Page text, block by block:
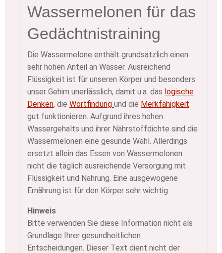
Wassermelonen für das
Gedächtnistraining
Die Wassermelone enthält grundsätzlich einen
sehr hohen Anteil an Wasser. Ausreichend
Flüssigkeit ist für unseren Körper und besonders
unser Gehirn unerlässlich, damit u.a. das logische
Denken, die Wortfindung und die Merkfähigkeit
gut funktionieren. Aufgrund ihres hohen
Wassergehalts und ihrer Nährstoffdichte sind die
Wassermelonen eine gesunde Wahl. Allerdings
ersetzt allein das Essen von Wassermelonen
nicht die täglich ausreichende Versorgung mit
Flüssigkeit und Nahrung. Eine ausgewogene
Ernährung ist für den Körper sehr wichtig.
Hinweis
Bitte verwenden Sie diese Information nicht als
Grundlage Ihrer gesundheitlichen
Entscheidungen. Dieser Text dient nicht der